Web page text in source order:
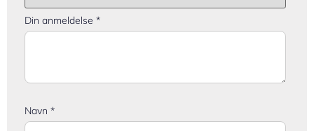
Din anmeldelse *
Navn *